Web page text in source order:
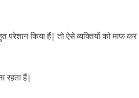
परेशान किया हैं| तो ऐसे व्यक्तियों को माफ कर
रहता हैं|